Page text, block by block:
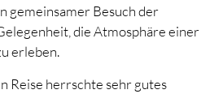
gemeinsamer Besuch der
die Atmosphäre einer
erleben.
Reise herrschte sehr gutes